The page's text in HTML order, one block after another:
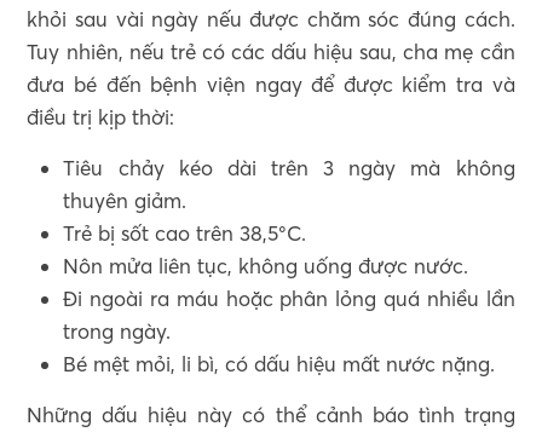
khỏi sau vài ngày nếu được chăm sóc đúng cách.
Tuy nhiên, nếu trẻ có các dấu hiệu sau, cha mẹ cần
đưa bé đến bệnh viện ngay để được kiểm tra và
điều trị kịp thời:
Tiêu chảy kéo dài trên 3 ngày mà không
thuyên giảm.
Trẻ bị sốt cao trên 38,5°C.
Nôn mửa liên tục, không uống được nước.
Đi ngoài ra máu hoặc phân lỏng quá nhiều lần
trong ngày.
Bé mệt mỏi, li bì, có dấu hiệu mất nước nặng.
Những dấu hiệu này có thể cảnh báo tình trạng